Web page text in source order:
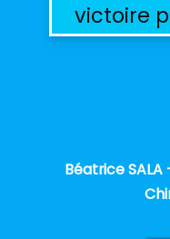
victoire
Béatrice SALA